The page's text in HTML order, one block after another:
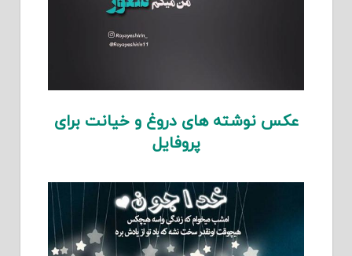
عکس نوشته های دروغ و خیانت برای
پروفایل